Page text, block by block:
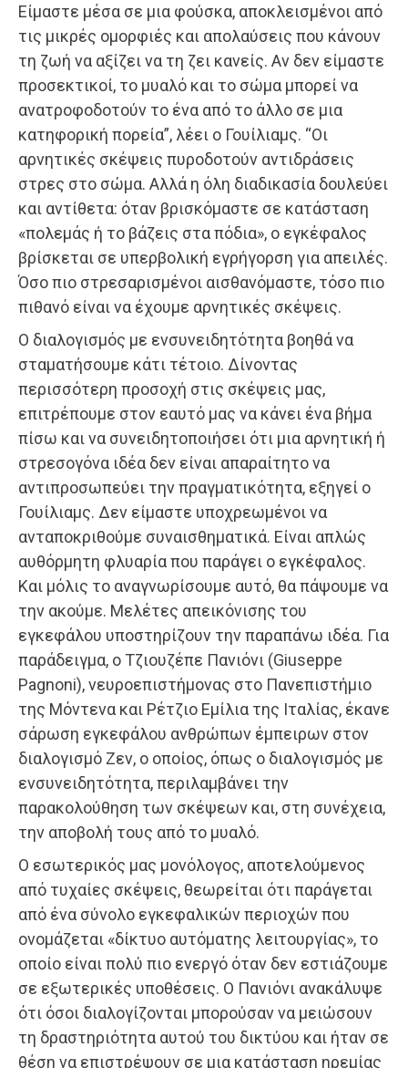
Είμαστε μέσα σε μια φούσκα, αποκλεισμένοι από
τις μικρές ομορφιές και απολαύσεις που κάνουν
τη ζωή να αξίζει να τη ζει κανείς. Αν δεν είμαστε
προσεκτικοί, το μυαλό και το σώμα μπορεί να
ανατροφοδοτούν το ένα από το άλλο σε μια
κατηφορική πορεία”, λέει ο Γουίλιαμς. “Οι
αρνητικές σκέψεις πυροδοτούν αντιδράσεις
στρες στο σώμα. Αλλά η όλη διαδικασία δουλεύει
και αντίθετα: όταν βρισκόμαστε σε κατάσταση
«πολεμάς ή το βάζεις στα πόδια», ο εγκέφαλος
βρίσκεται σε υπερβολική εγρήγορση για απειλές.
Όσο πιο στρεσαρισμένοι αισθανόμαστε, τόσο πιο
πιθανό είναι να έχουμε αρνητικές σκέψεις.
Ο διαλογισμός με ενσυνειδητότητα βοηθά να
σταματήσουμε κάτι τέτοιο. Δίνοντας
περισσότερη προσοχή στις σκέψεις μας,
επιτρέπουμε στον εαυτό μας να κάνει ένα βήμα
πίσω και να συνειδητοποιήσει ότι μια αρνητική ή
στρεσογόνα ιδέα δεν είναι απαραίτητο να
αντιπροσωπεύει την πραγματικότητα, εξηγεί ο
Γουίλιαμς. Δεν είμαστε υποχρεωμένοι να
ανταποκριθούμε συναισθηματικά. Είναι απλώς
αυθόρμητη φλυαρία που παράγει ο εγκέφαλος.
Και μόλις το αναγνωρίσουμε αυτό, θα πάψουμε να
την ακούμε. Μελέτες απεικόνισης του
εγκεφάλου υποστηρίζουν την παραπάνω ιδέα. Για
παράδειγμα, ο Τζιουζέπε Πανιόνι (Giuseppe
Pagnoni), νευροεπιστήμονας στο Πανεπιστήμιο
της Μόντενα και Ρέτζιο Εμίλια της Ιταλίας, έκανε
σάρωση εγκεφάλου ανθρώπων έμπειρων στον
διαλογισμό Ζεν, ο οποίος, όπως ο διαλογισμός με
ενσυνειδητότητα, περιλαμβάνει την
παρακολούθηση των σκέψεων και, στη συνέχεια,
την αποβολή τους από το μυαλό.
Ο εσωτερικός μας μονόλογος, αποτελούμενος
από τυχαίες σκέψεις, θεωρείται ότι παράγεται
από ένα σύνολο εγκεφαλικών περιοχών που
ονομάζεται «δίκτυο αυτόματης λειτουργίας», το
οποίο είναι πολύ πιο ενεργό όταν δεν εστιάζουμε
σε εξωτερικές υποθέσεις. Ο Πανιόνι ανακάλυψε
ότι όσοι διαλογίζονται μπορούσαν να μειώσουν
τη δραστηριότητα αυτού του δικτύου και ήταν σε
θέση να επιστρέψουν σε μια κατάσταση ηρεμίας